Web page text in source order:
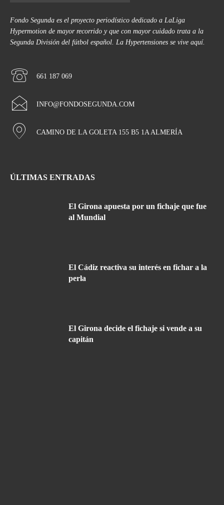
Fondo Segunda es el proyecto periodístico dedicado a LaLiga
Hypermotion de mayor recorrido y que con mayor cuidado trata a la
Segunda División del fútbol español. La Hypertensiones se vive aquí.
661 187 069
INFO@FONDOSEGUNDA.COM
CAMINO DE LA GOLETA 155 B5 1A ALMERÍA
ÚLTIMAS ENTRADAS
El Girona apuesta por un fichaje que fue
al Mundial
El Cádiz reactiva su interés en fichar a la
perla
El Girona decide el fichaje si vende a su
capitán